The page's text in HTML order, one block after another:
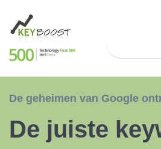
De geheimen van Google
De juiste